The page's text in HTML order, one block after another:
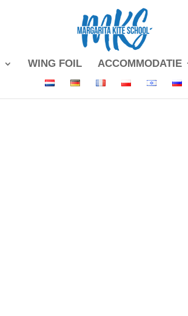
WING FOIL ACCOMMODATIE